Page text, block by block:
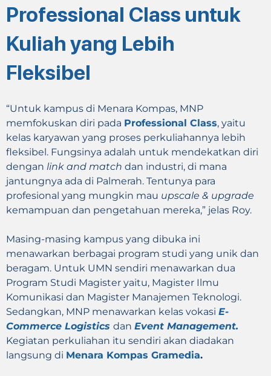
Professional Class untuk
Kuliah yang Lebih
Fleksibel
“Untuk kampus di Menara Kompas, MNP
memfokuskan diri pada Professional Class, yaitu
kelas karyawan yang proses perkuliahannya lebih
fleksibel. Fungsinya adalah untuk mendekatkan diri
dengan link and match dan industri, di mana
jantungnya ada di Palmerah. Tentunya para
profesional yang mungkin mau upscale & upgrade
kemampuan dan pengetahuan mereka,” jelas Roy.
Masing-masing kampus yang dibuka ini
menawarkan berbagai program studi yang unik dan
beragam. Untuk UMN sendiri menawarkan dua
Program Studi Magister yaitu, Magister Ilmu
Komunikasi dan Magister Manajemen Teknologi.
Sedangkan, MNP menawarkan kelas vokasi E-
Commerce Logistics dan Event Management.
Kegiatan perkuliahan itu sendiri akan diadakan
langsung di Menara Kompas Gramedia.